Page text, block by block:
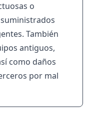
o
También
antiguos,
como daños
por mal